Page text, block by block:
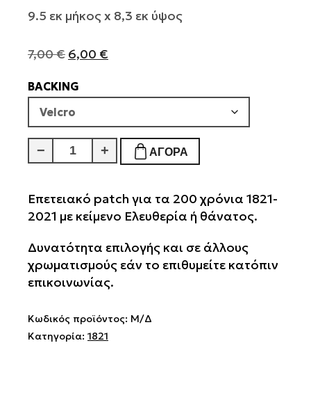
9.5 εκ μήκος x 8,3 εκ ύψος
7,00€ Original
was:
6,00 €
6,00 €.
BACKING
−
200
Χρόνια
Ή
Θάνατος
2021
Χαμηλής
Ορατότητας
+ ΑΓΟΡΆ
Επετειακό patch για τα 200 χρόνια 1821-
2021 με κείμενο Ελευθερία ή θάνατος.
Δυνατότητα επιλογής και σε άλλους
χρωματισμούς εάν το επιθυμείτε κατόπιν
επικοινωνίας.
Κωδικός προϊόντος: Μ/Δ
Κατηγορία: 1821